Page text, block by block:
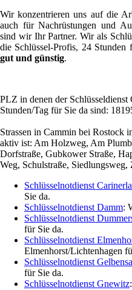
Wir konzentrieren uns auf die
auch für Nachrüstungen und
sind wir Ihr Partner. Wir als
die Schlüssel-Profis, 24
gut und günstig.
PLZ in denen der
Stunden/Tag für Sie da sind:
Strassen in Cammin bei Rostock
aktiv ist: Am Holzweg, Am
Dorfstraße, Gubkower Straße,
Weg, Schulstraße,
Schlüsselnotdienst
Sie da.
Schlüsselnotdienst Damm:
Schlüsselnotdienst
für Sie da.
Schlüsselnotdienst
Elmenhorst/Lichtenhagen
Schlüsselnotdienst
für Sie da.
Schlüsselnotdienst Gnewitz